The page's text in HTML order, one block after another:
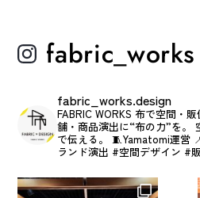
fabric_works
fabric_works.design
FABRIC WORKS 布で空間・
舗・商品演出に“布の力”を。
で伝える。🧵Yamatomi運営
ランド演出 #空間デザイン #